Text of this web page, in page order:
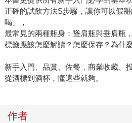
正確的試飲方法S步驟，讓你可以假
喝」，
最常見的兩種瓶身：聳肩瓶與垂肩瓶
標籤應該怎麼解讀？怎麼保存？為什
新手入門、品賞、佐餐，商業收藏
從酒標到酒杯，懂這些就夠。
作者